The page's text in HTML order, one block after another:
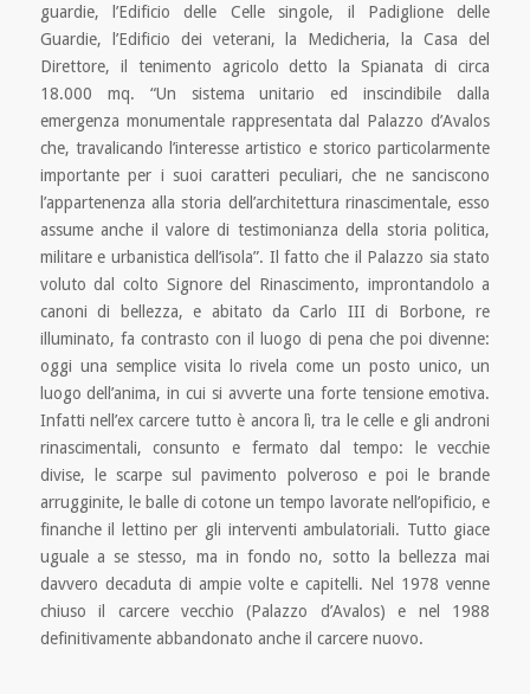
guardie, l’Edificio delle Celle singole, il Padiglione delle
Guardie, l’Edificio dei veterani, la Medicheria, la Casa del
Direttore, il tenimento agricolo detto la Spianata di circa
18.000 mq. “Un sistema unitario ed inscindibile dalla
emergenza monumentale rappresentata dal Palazzo d’Avalos
che, travalicando l’interesse artistico e storico particolarmente
importante per i suoi caratteri peculiari, che ne sanciscono
l’appartenenza alla storia dell’architettura rinascimentale, esso
assume anche il valore di testimonianza della storia politica,
militare e urbanistica dell’isola”. Il fatto che il Palazzo sia stato
voluto dal colto Signore del Rinascimento, improntandolo a
canoni di bellezza, e abitato da Carlo III di Borbone, re
illuminato, fa contrasto con il luogo di pena che poi divenne:
oggi una semplice visita lo rivela come un posto unico, un
luogo dell’anima, in cui si avverte una forte tensione emotiva.
Infatti nell’ex carcere tutto è ancora lì, tra le celle e gli androni
rinascimentali, consunto e fermato dal tempo: le vecchie
divise, le scarpe sul pavimento polveroso e poi le brande
arrugginite, le balle di cotone un tempo lavorate nell’opificio, e
finanche il lettino per gli interventi ambulatoriali. Tutto giace
uguale a se stesso, ma in fondo no, sotto la bellezza mai
davvero decaduta di ampie volte e capitelli. Nel 1978 venne
chiuso il carcere vecchio (Palazzo d’Avalos) e nel 1988
definitivamente abbandonato anche il carcere nuovo.